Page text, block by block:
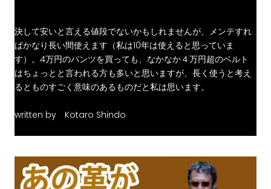
決して安いと言える値段でないかもしれませんが、メンテすれ
ばかなり長い間使えます（私は10年は使えると思っていま
す）。4万円のパンツを買っても、なかなか４万円超のベルト
はちょっとと言われる方も多いと思いますが、長く使うと考え
るとものすごく意味のあるものだと私は思います。
written by Kotaro Shindo